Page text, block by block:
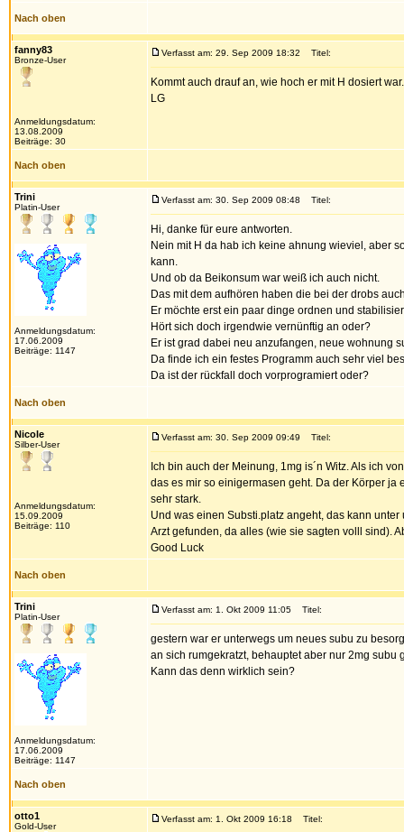
Nach oben
fanny83
Bronze-User
Anmeldungsdatum:
13.08.2009
Beiträge: 30
Verfasst am: 29. Sep 2009 18:32 Titel:
Kommt auch drauf an, wie hoch er mit H dosiert
LG
Nach oben
Trini
Platin-User
Anmeldungsdatum:
17.06.2009
Beiträge: 1147
Verfasst am: 30. Sep 2009 08:48 Titel:
Hi, danke für eure antworten.
Nein mit H da hab ich keine ahnung wieviel, aber
kann.
Und ob da Beikonsum war weiß ich auch nicht.
Das mit dem aufhören haben die bei der drobs
Er möchte erst ein paar dinge ordnen und
Hört sich doch irgendwie vernünftig an oder?
Er ist grad dabei neu anzufangen, neue wohnung
Da finde ich ein festes Programm auch sehr viel
Da ist der rückfall doch vorprogramiert oder?
Nach oben
Nicole
Silber-User
Anmeldungsdatum:
15.09.2009
Beiträge: 110
Verfasst am: 30. Sep 2009 09:49 Titel:
Ich bin auch der Meinung, 1mg is´n Witz. Als ich
das es mir so einigermasen geht. Da der Körper ja
sehr stark.
Und was einen Substi.platz angeht, das kann
Arzt gefunden, da alles (wie sie sagten volll sind).
Good Luck
Nach oben
Trini
Platin-User
Anmeldungsdatum:
17.06.2009
Beiträge: 1147
Verfasst am: 1. Okt 2009 11:05 Titel:
gestern war er unterwegs um neues subu zu
an sich rumgekratzt, behauptet aber nur 2mg subu
Kann das denn wirklich sein?
Nach oben
otto1
Gold-User
Verfasst am: 1. Okt 2009 16:18 Titel: